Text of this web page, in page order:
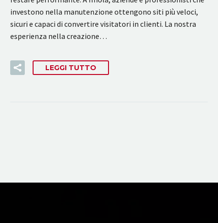
investono nella manutenzione ottengono siti più veloci,
sicuri e capaci di convertire visitatori in clienti. La nostra
esperienza nella creazione…
LEGGI TUTTO